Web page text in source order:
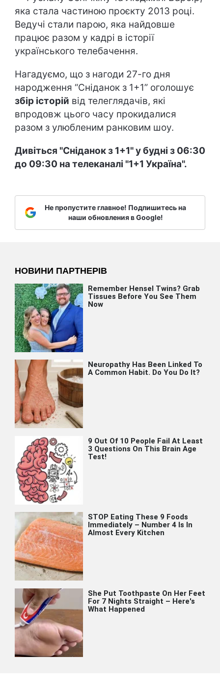
яка стала частиною проєкту 2013 році.
Ведучі стали парою, яка найдовше
працює разом у кадрі в історії
українського телебачення.
Нагадуємо, що з нагоди 27-го дня
народження “Сніданок з 1+1” оголошує
збір історій від телеглядачів, які
впродовж цього часу прокидалися
разом з улюбленим ранковим шоу.
Дивіться "Сніданок з 1+1" у будні з 06:30
до 09:30 на телеканалі "1+1 Україна".
Не пропустите главное! Подпишитесь на
наши обновления в Google!